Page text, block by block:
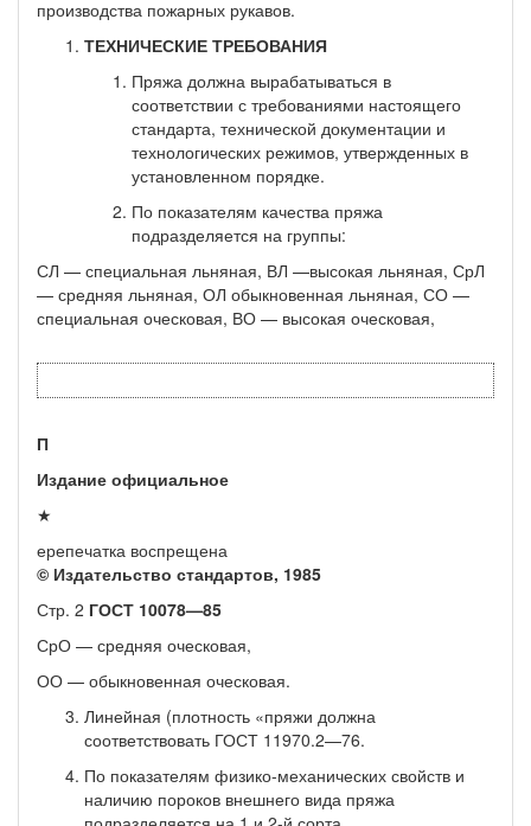
производства по­жарных рукавов.
ТЕХНИЧЕСКИЕ ТРЕБОВАНИЯ
Пряжа должна вырабатываться в
соответствии с требова­ниями настоящего
стандарта, технической документации и
техно­логических режимов, утвержденных в
установленном порядке.
По показателям качества пряжа
подразделяется на груп­пы:
СЛ — специальная льняная, ВЛ —высокая льняная, СрЛ
— средняя льняная, ОЛ обыкновенная льняная, СО —
специальная оческовая, ВО — высокая оческовая,
П
Издание официальное
★
ерепечатка воспрещена
© Издательство стандартов, 1985
Стр. 2 ГОСТ 10078—85
СрО — средняя оческовая,
ОО — обыкновенная оческовая.
Линейная (плотность «пряжи должна
соответствовать ГОСТ 11970.2—76.
По показателям физико-механических свойств и
наличию пороков внешнего вида пряжа